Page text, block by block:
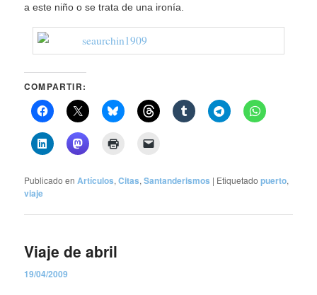
a este niño o se trata de una ironía.
COMPARTIR:
Publicado en Artículos,Citas,Santanderismos | Etiquetado puerto,
viaje
Viaje de abril
19/04/2009